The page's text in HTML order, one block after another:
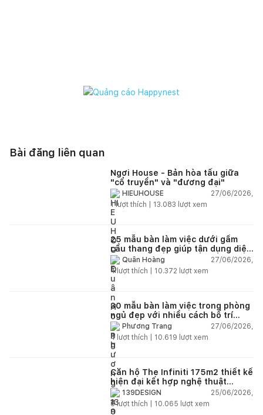
Bài đăng liên quan
Ngơi House - Bản hòa tấu giữa
"cổ truyền" và "đương đại"
HIEUHOUSE
27/06/2026,
1lượt thích | 13.083 lượt xem
25 mẫu bàn làm việc dưới gầm
cầu thang đẹp giúp tận dụng diện
tích tưởng chừng bị bỏ quên
Quân Hoàng
27/06/2026,
4lượt thích | 10.372 lượt xem
30 mẫu bàn làm việc trong phòng
ngủ đẹp với nhiều cách bố trí
thông minh cho mọi diện tích
Phương Trang
27/06/2026,
4 lượt thích | 10.619 lượt xem
Căn hộ The Infiniti 175m2 thiết kế
hiện đại kết hợp nghệ thuật
Modern Art đầy cảm xúc
139DESIGN
25/06/2026,
6lượt thích | 10.065 lượt xem